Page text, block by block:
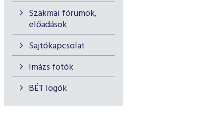
Szakmai fórumok,
előadások
Sajtókapcsolat
Imázs fotók
BÉT logók